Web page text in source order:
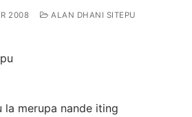
2008
ALAN DHANI SITEPU
la merupa nande iting